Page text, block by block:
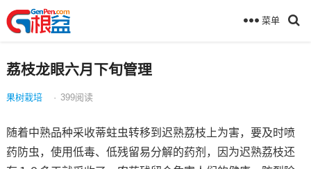
菜单
荔枝龙眼六月下旬管理
果树栽培 · 399阅读
随着中熟品种采收蒂蛀虫转移到迟熟荔枝上为害，要及时喷
药防虫，使用低毒、低残留易分解的药剂，因为迟熟荔枝还